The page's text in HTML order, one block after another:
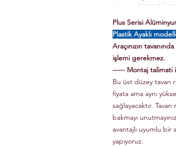
Plus Serisi
Plastik Ayaklı
Araçınızın
işlemi gerekmez.
----- Montaj talimati
Bu üst düzey tavan
fiyata ama aynı
sağlayacaktır.
bakmayı
avantajlı uyumlu
yapıyoruz.